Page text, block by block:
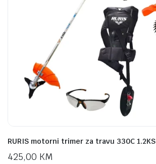
RURIS motorni trimer za travu 330C 1.2KS
425,00 KM